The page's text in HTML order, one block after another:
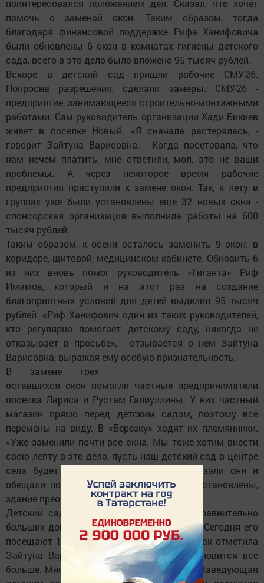
поинтересовался положением дел. Сказал, что хочет
помочь с заменой окон. Таким образом, тогда
благодаря финансовой поддержке Рифа Ханифовича
были обновлены 6 окон в комнатах гигиены детского
сада, всего в это дело было вложено 95 тысяч рублей.
Вскоре в детский сад пришли рабочие СМУ-26.
Попросив разрешения, сделали замеры. СМУ-26 -
предприятие, занимающееся строительно-монтажными
работами. Сам руководитель организации Хади Бикиев
живет в поселке Новый. «Я сначала растерялась, -
говорит Зайтуна Варисовна. - Когда посетовала, что
нам нечем платить, мне ответили, мол, это не ваши
проблемы. А через некоторое время рабочие
предприятия приступили к замене окон. Так, к лету в
группах уже были установлены еще 32 новых окна -
спонсорская организация выполнила работы на 600
тысяч рублей.
Таким образом, к осени осталось заменить 9 окон: в
коридоре, щитовой, медицинском кабинете. Обновить 6
из них вновь помог руководитель «Гиганта» Риф
Имамов, который и на этот раз на создание
благоприятных условий для детей выделил 95 тысяч
рублей. «Риф Ханифович один из таких руководителей,
кто регулярно помогает детскому саду, никогда не
отказывает в просьбе», - отзывается о нем Зайтуна
Варисовна, выражая ему особую признательность.
В замене трех
оставшихся окон помогли частные предприниматели
поселка Лариса и Рустам Галиуллины. У них частный
магазин прямо перед детским садом, поэтому все
перемены на виду. В «Березку» ходят их племянники.
«Уже заменили почти все окна. Мы тоже хотим внести
свою лепту в это дело, пусть наш детский сад в центре
села будет красивым и уютным», - сказали они и
обещали помочь. На днях и эти 3 окна установлены,
здание преобразилось и снаружи и изнутри.
Детский сад поселка Новый - одно из сравнительно
больших дошкольных учреждений района. Сегодня его
посещают 111 детей в четырех группах. Как отметила
Зайтуна Варисовна, детей в поселке становится все
больше. Много приезжих молодых семей. Заведующая